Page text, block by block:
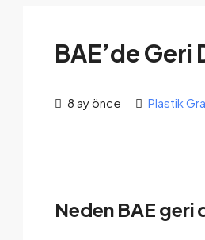
BAE’de
8 ay önce Plastik
Neden BAE